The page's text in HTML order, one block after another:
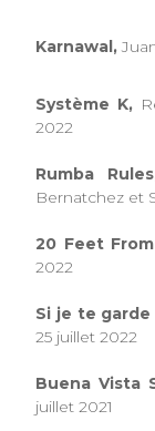
Karnawal,
Système K,
2022
Rumba
Bernatchez et
20 Feet
2022
Si je te
25 juillet 2022
Buena Vista
juillet 2021